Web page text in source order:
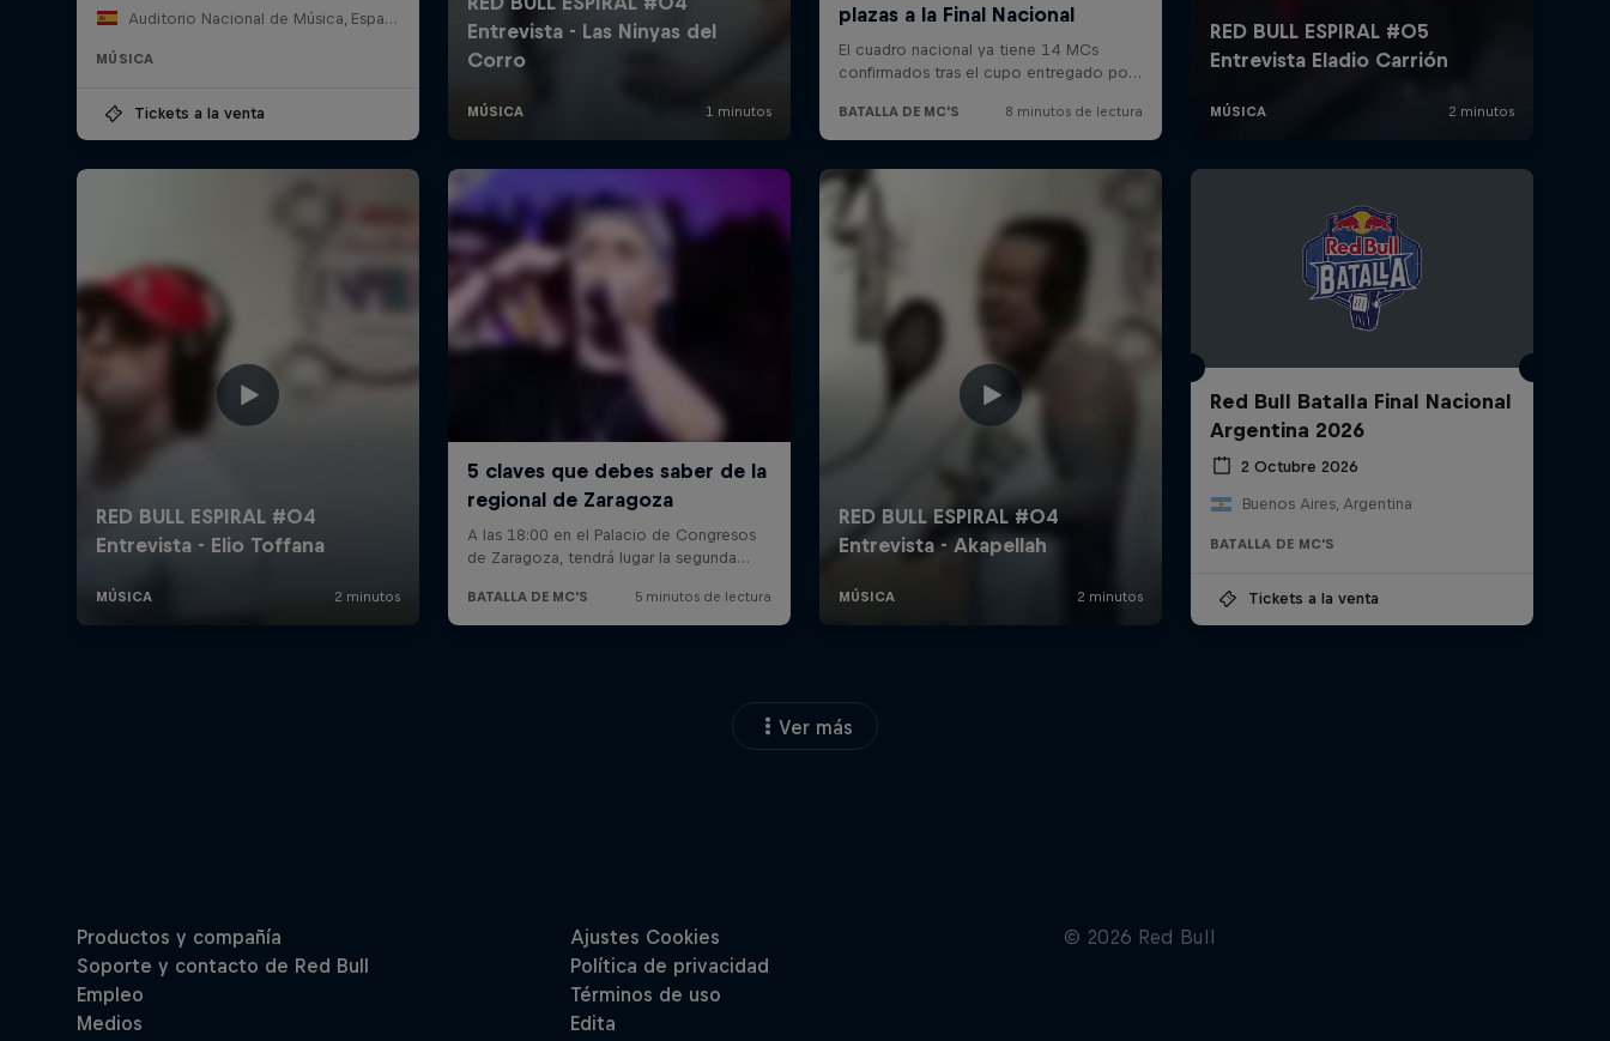
Auditorio Nacional de Música, España
MÚSICA
Tickets a la venta
Red Bull Batalla Final Nacional
Argentina 2026
2 Octubre 2026
Buenos Aires, Argentina
BATALLA DE MC'S
Tickets a la venta
Ver más